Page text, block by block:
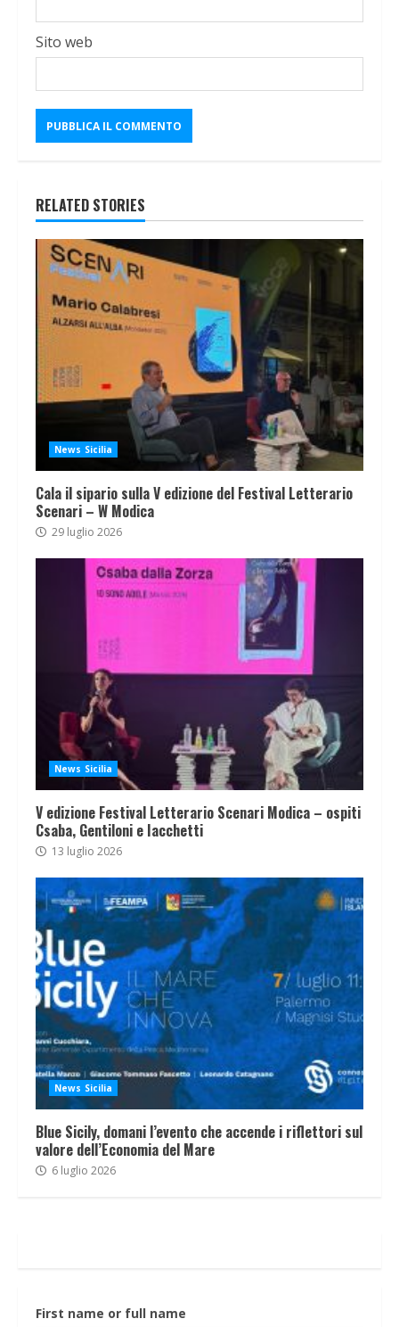
Sito web
RELATED STORIES
News Sicilia
Cala il sipario sulla V edizione del Festival Letterario
Scenari – W Modica
29 luglio 2026
News Sicilia
V edizione Festival Letterario Scenari Modica – ospiti
Csaba, Gentiloni e Iacchetti
13 luglio 2026
News Sicilia
Blue Sicily, domani l’evento che accende i riflettori sul
valore dell’Economia del Mare
6 luglio 2026
First name or full name